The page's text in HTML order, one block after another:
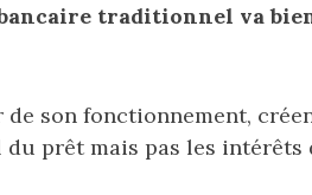
traditionnel va
son fonctionnement,
prêt mais pas les intérêts